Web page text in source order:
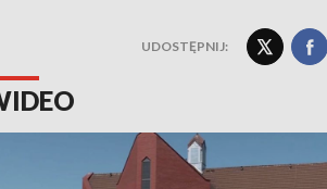
UDOSTĘPNIJ: